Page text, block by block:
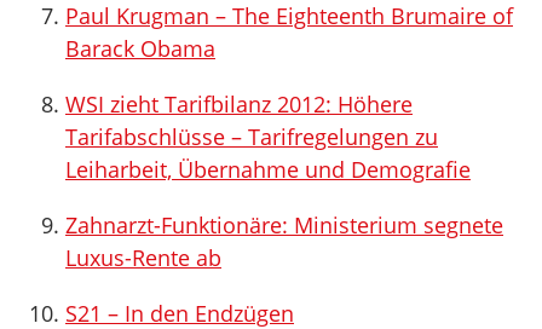
Paul Krugman – The Eighteenth Brumaire of
Barack Obama
WSI zieht Tarifbilanz 2012: Höhere
Tarifabschlüsse – Tarifregelungen zu
Leiharbeit, Übernahme und Demografie
Zahnarzt-Funktionäre: Ministerium segnete
Luxus-Rente ab
S21 – In den Endzügen